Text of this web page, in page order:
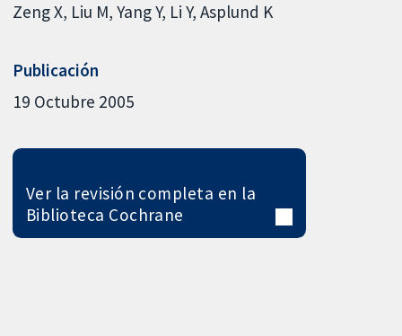
Zeng X Liu M Yang Y Li Y Asplund K
Publicación
19 Octubre 2005
Ver la revisión completa en la
Biblioteca Cochrane